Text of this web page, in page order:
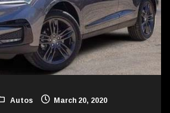
Autos March 20, 2020